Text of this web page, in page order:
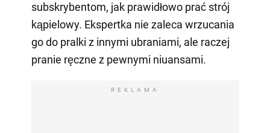
subskrybentom, jak prawidłowo prać strój
kąpielowy. Ekspertka nie zaleca wrzucania
go do pralki z innymi ubraniami, ale raczej
pranie ręczne z pewnymi niuansami.
REKLAMA